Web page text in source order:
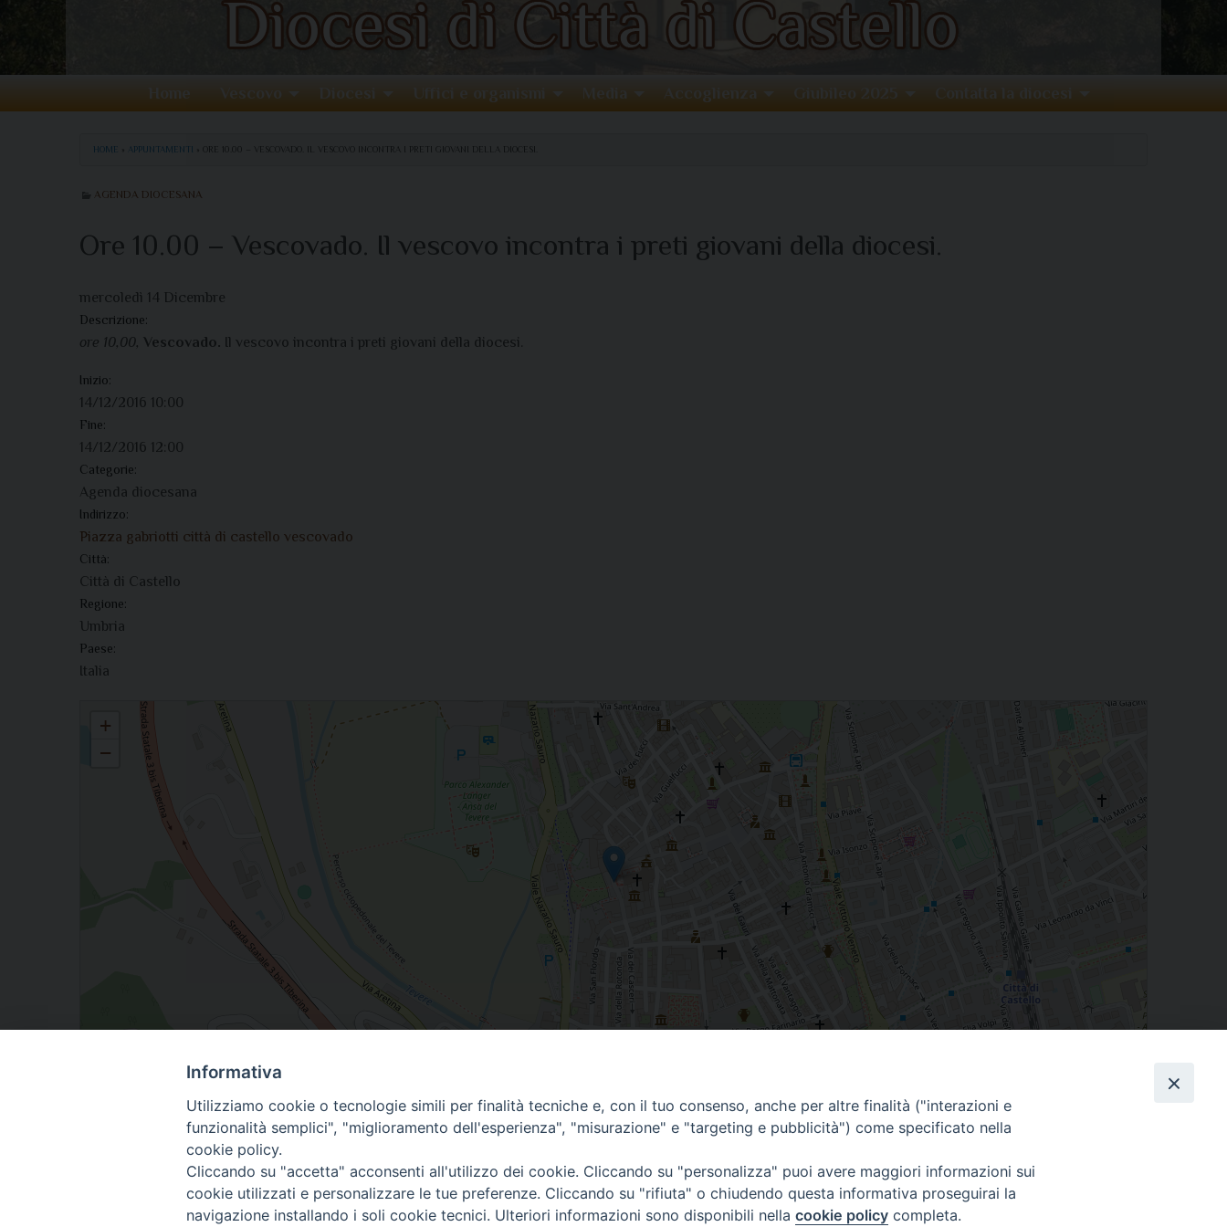
Home Vescovo Diocesi Uffici e organismi Media Accoglienza Giubileo 2025 Contatta la diocesi
HOME APPUNTAMENTI ORE 10.00 – VESCOVADO. IL VESCOVO INCONTRA I PRETI GIOVANI DELLA DIOCESI.
AGENDA DIOCESANA
Ore 10.00 – Vescovado. Il vescovo incontra i preti giovani della diocesi.
mercoledì 14 Dicembre
Descrizione:
ore 10,00, Vescovado. Il vescovo incontra i preti giovani della diocesi.
Inizio:
14/12/2016 10:00
Fine:
14/12/2016 12:00
Categorie:
Agenda diocesana
Indirizzo:
Piazza gabriotti città di castello vescovado
Città:
Città di Castello
Regione:
Umbria
Paese:
Italia
Ore 10.00 - Vescovado. Il vescovo incontra i preti giovani della diocesi.
+
−
Informativa
Utilizziamo cookie o tecnologie simili per finalità tecniche e, con il tuo consenso, anche per altre finalità ("interazioni e
funzionalità semplici", "miglioramento dell'esperienza", "misurazione" e "targeting e pubblicità") come specificato nella
cookie policy.
Cliccando su "accetta" acconsenti all'utilizzo dei cookie. Cliccando su "personalizza" puoi avere maggiori informazioni sui
cookie utilizzati e personalizzare le tue preferenze. Cliccando su "rifiuta" o chiudendo questa informativa proseguirai la
navigazione installando i soli cookie tecnici. Ulteriori informazioni sono disponibili nella cookie policy completa.